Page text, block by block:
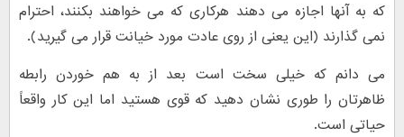
که به آنها اجازه می دهند هرکاری که می خواهند بکنند، احترام
نمی گذارند (این یعنی از روی عادت مورد خیانت قرار می گیرید).
می دانم که خیلی سخت است بعد از به هم خوردن رابطه
ظاهرتان را طوری نشان دهید که قوی هستید اما این کار واقعاً
حیاتی است.